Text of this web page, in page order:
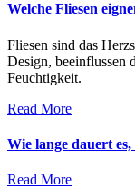
Welche Fliesen
Fliesen sind das
Design, beeinflussen
Feuchtigkeit.
Read More
Wie lange dauert
Read More